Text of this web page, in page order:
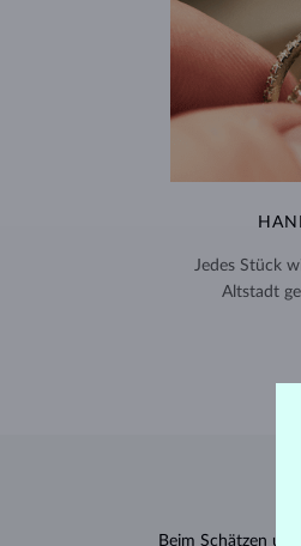
Jedes Stück
Altstadt
Beim Schätzen